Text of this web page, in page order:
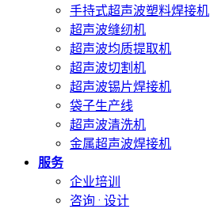
手持式超声波塑料焊接机
超声波缝纫机
超声波均质提取机
超声波切割机
超声波锡片焊接机
袋子生产线
超声波清洗机
金属超声波焊接机
服务
企业培训
咨询 · 设计